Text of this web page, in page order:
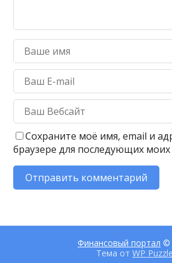
Сохраните моё имя, email и
браузере для последующих
Финансовый портал ©
Тема от WP Puzzle